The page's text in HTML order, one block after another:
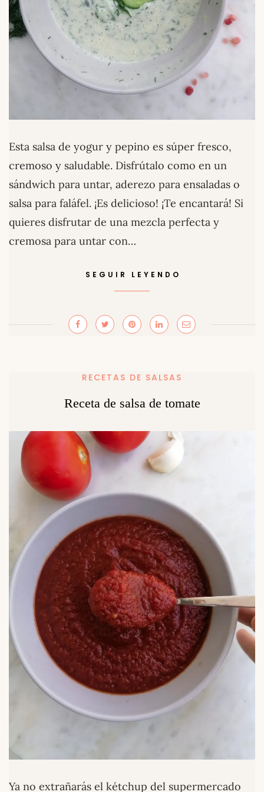
Esta salsa de yogur y pepino es súper fresco,
cremoso y saludable. Disfrútalo como en un
sándwich para untar, aderezo para ensaladas o
salsa para faláfel. ¡Es delicioso! ¡Te encantará! Si
quieres disfrutar de una mezcla perfecta y
cremosa para untar con…
SEGUIR LEYENDO
RECETAS DE SALSAS
Receta de salsa de tomate
Ya no extrañarás el kétchup del supermercado